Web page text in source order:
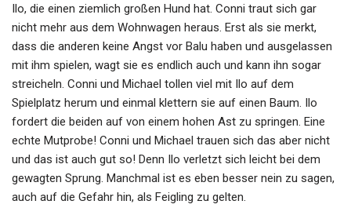
Ilo, die einen ziemlich großen Hund hat. Conni traut sich gar
nicht mehr aus dem Wohnwagen heraus. Erst als sie merkt,
dass die anderen keine Angst vor Balu haben und ausgelassen
mit ihm spielen, wagt sie es endlich auch und kann ihn sogar
streicheln. Conni und Michael tollen viel mit Ilo auf dem
Spielplatz herum und einmal klettern sie auf einen Baum. Ilo
fordert die beiden auf von einem hohen Ast zu springen. Eine
echte Mutprobe! Conni und Michael trauen sich das aber nicht
und das ist auch gut so! Denn Ilo verletzt sich leicht bei dem
gewagten Sprung. Manchmal ist es eben besser nein zu sagen,
auch auf die Gefahr hin, als Feigling zu gelten.